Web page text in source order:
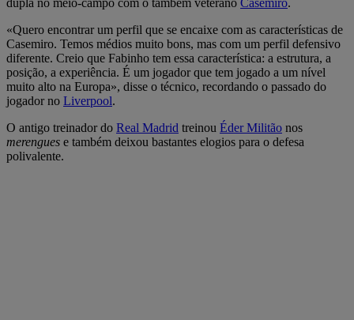
«Quero encontrar um perfil que se encaixe com as características de
Casemiro. Temos médios muito bons, mas com um perfil defensivo
diferente. Creio que Fabinho tem essa característica: a estrutura, a
posição, a experiência. É um jogador que tem jogado a um nível
muito alto na Europa», disse o técnico, recordando o passado do
jogador no Liverpool.
O antigo treinador do Real Madrid treinou Éder Militão nos
merengues e também deixou bastantes elogios para o defesa
polivalente.